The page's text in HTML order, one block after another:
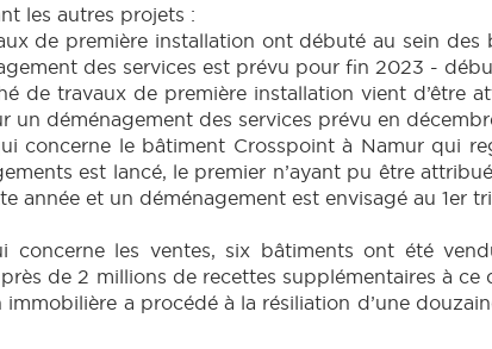
les autres projets :
de première installation ont débuté au sein des
des services est prévu pour fin 2023 -
de travaux de première installation vient d’être
un déménagement des services prévu en
concerne le bâtiment Crosspoint à Namur qui
est lancé, le premier n’ayant pu être
année et un déménagement est envisagé au 1er
concerne les ventes, six bâtiments ont été
de 2 millions de recettes supplémentaires à
immobilière a procédé à la résiliation d’une